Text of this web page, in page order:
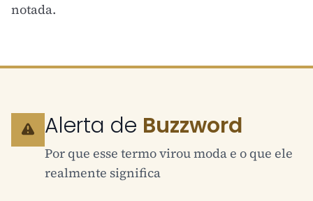
notada.
Alerta de Buzzword
Por que esse termo virou moda e o que ele
realmente significa